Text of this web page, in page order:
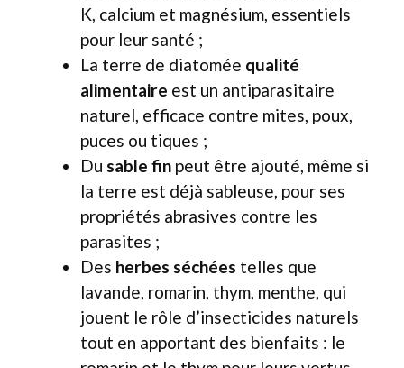
K, calcium et magnésium, essentiels
pour leur santé ;
La terre de diatomée qualité
alimentaire est un antiparasitaire
naturel, efficace contre mites, poux,
puces ou tiques ;
Du sable fin peut être ajouté, même si
la terre est déjà sableuse, pour ses
propriétés abrasives contre les
parasites ;
Des herbes séchées telles que
lavande, romarin, thym, menthe, qui
jouent le rôle d’insecticides naturels
tout en apportant des bienfaits : le